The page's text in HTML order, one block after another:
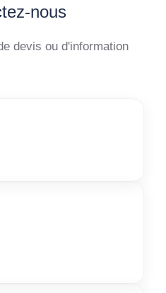
nous
devis ou d'information